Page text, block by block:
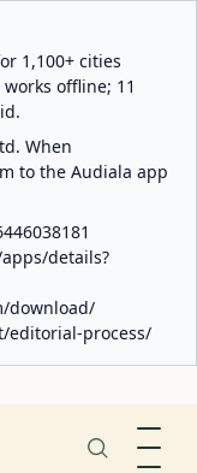
1,100+ cities
offline; 11
When
to the Audiala app
details?
download/
editorial-process/